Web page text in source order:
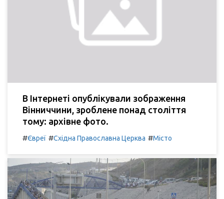
В Інтернеті опублікували зображення
Вінниччини, зроблене понад століття
тому: архівне фото.
#Євреї #Східна Православна Церква #Місто